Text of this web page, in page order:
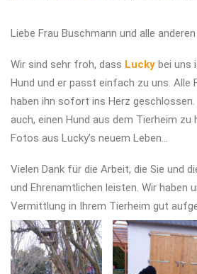
Liebe Frau Buschmann und alle
Wir sind sehr froh, dass Lucky bei uns
Hund und er passt einfach zu uns. Alle
haben ihn sofort ins Herz geschlossen.
auch, einen Hund aus dem Tierheim zu
Fotos aus Lucky’s neuem Leben…
Vielen Dank für die Arbeit, die Sie und
und Ehrenamtlichen leisten. Wir haben
Vermittlung in Ihrem Tierheim gut